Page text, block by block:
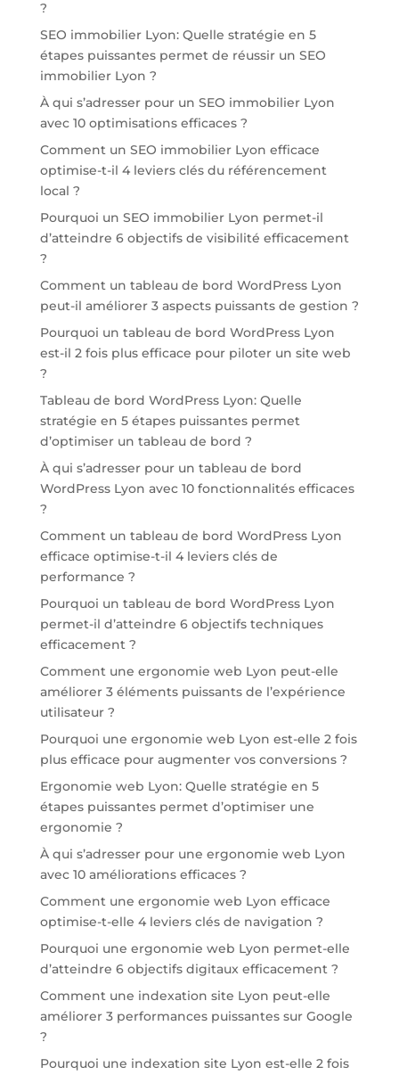
?
SEO immobilier Lyon: Quelle stratégie en 5
étapes puissantes permet de réussir un SEO
immobilier Lyon ?
À qui s’adresser pour un SEO immobilier Lyon
avec 10 optimisations efficaces ?
Comment un SEO immobilier Lyon efficace
optimise-t-il 4 leviers clés du référencement
local ?
Pourquoi un SEO immobilier Lyon permet-il
d’atteindre 6 objectifs de visibilité efficacement
?
Comment un tableau de bord WordPress Lyon
peut-il améliorer 3 aspects puissants de gestion ?
Pourquoi un tableau de bord WordPress Lyon
est-il 2 fois plus efficace pour piloter un site web
?
Tableau de bord WordPress Lyon: Quelle
stratégie en 5 étapes puissantes permet
d’optimiser un tableau de bord ?
À qui s’adresser pour un tableau de bord
WordPress Lyon avec 10 fonctionnalités efficaces
?
Comment un tableau de bord WordPress Lyon
efficace optimise-t-il 4 leviers clés de
performance ?
Pourquoi un tableau de bord WordPress Lyon
permet-il d’atteindre 6 objectifs techniques
efficacement ?
Comment une ergonomie web Lyon peut-elle
améliorer 3 éléments puissants de l’expérience
utilisateur ?
Pourquoi une ergonomie web Lyon est-elle 2 fois
plus efficace pour augmenter vos conversions ?
Ergonomie web Lyon: Quelle stratégie en 5
étapes puissantes permet d’optimiser une
ergonomie ?
À qui s’adresser pour une ergonomie web Lyon
avec 10 améliorations efficaces ?
Comment une ergonomie web Lyon efficace
optimise-t-elle 4 leviers clés de navigation ?
Pourquoi une ergonomie web Lyon permet-elle
d’atteindre 6 objectifs digitaux efficacement ?
Comment une indexation site Lyon peut-elle
améliorer 3 performances puissantes sur Google
?
Pourquoi une indexation site Lyon est-elle 2 fois